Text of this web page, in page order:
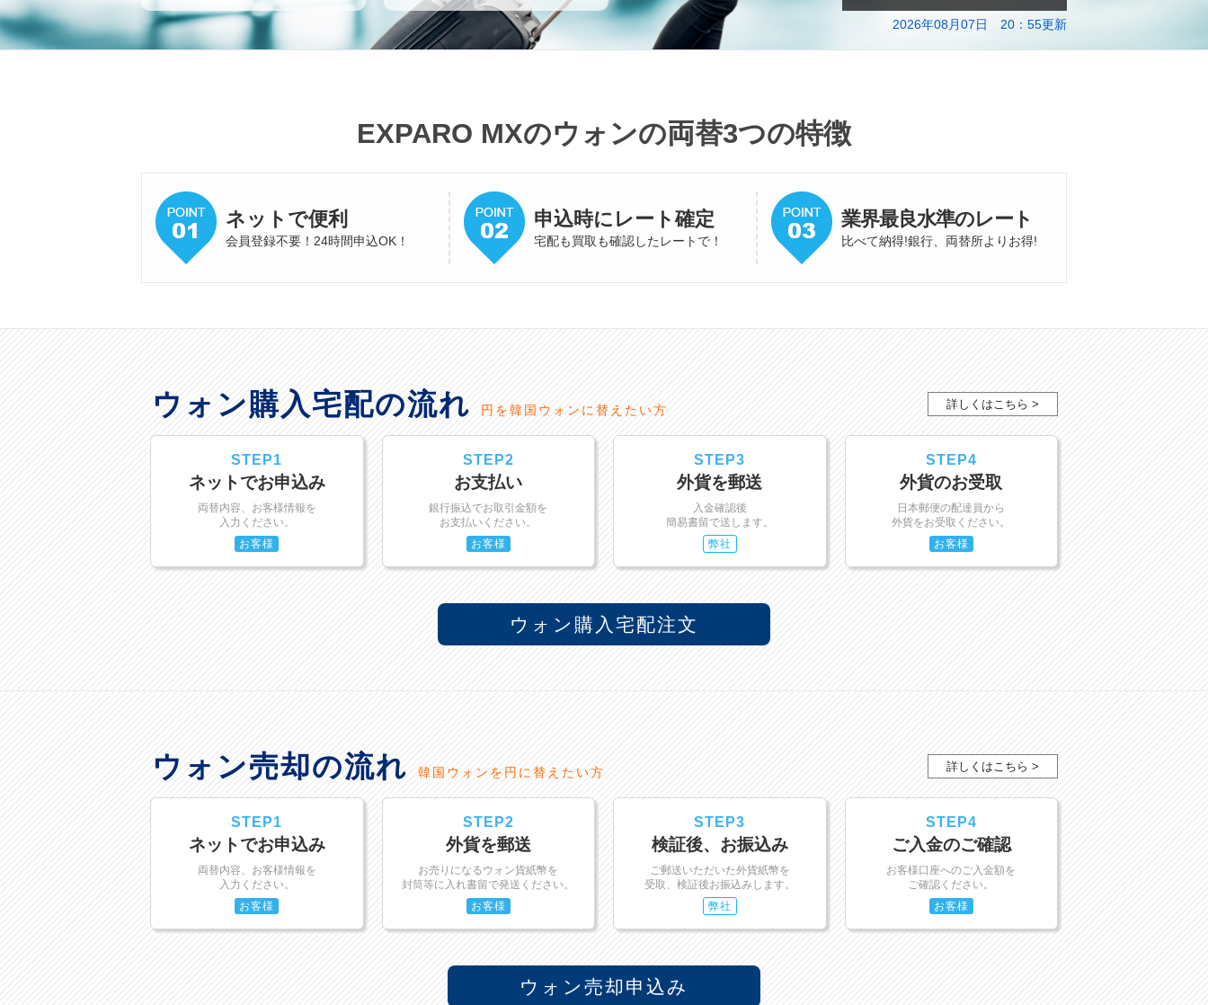
2026年08月07日 20：55更新
EXPARO MXのウォンの両替3つの特徴
ネットで便利
会員登録不要！24時間申込OK！
申込時にレート確定
宅配も買取も確認したレートで！
業界最良水準のレート
比べて納得!銀行、両替所よりお得!
詳しくはこちら >
ウォン購入宅配の流れ 円を韓国ウォンに替えたい方
STEP1
ネットでお申込み
両替内容、お客様情報を
入力ください。
お客様
STEP2
お支払い
銀行振込でお取引金額を
お支払いください。
お客様
STEP3
外貨を郵送
入金確認後
簡易書留で送します。
弊社
STEP4
外貨のお受取
日本郵便の配達員から
外貨をお受取ください。
お客様
ウォン購入宅配注文
詳しくはこちら >
ウォン売却の流れ 韓国ウォンを円に替えたい方
STEP1
ネットでお申込み
両替内容、お客様情報を
入力ください。
お客様
STEP2
外貨を郵送
お売りになるウォン貨紙幣を
封筒等に入れ書留で発送ください。
お客様
STEP3
検証後、お振込み
ご郵送いただいた外貨紙幣を
受取、検証後お振込みします。
弊社
STEP4
ご入金のご確認
お客様口座へのご入金額を
ご確認ください。
お客様
ウォン売却申込み